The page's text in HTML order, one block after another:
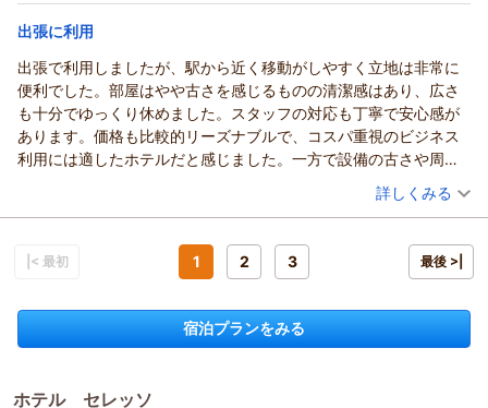
るホテルを目指してまいります。
また東京にお越しの際は、ぜひホテルセレッソをご利用くださ
いませ。スタッフ一同、心よりお待ち申し上げております。
（返信日：2026/04/22）
ホテル セレッソからの返信
この度はホテルセレッソをご利用いただき、また初めてのご宿
泊のご感想をお寄せいただき誠にありがとうございます。
カードキーや館内の雰囲気につきまして、ご不便なくご利用い
ただけたご様子に安心いたしました。また、立地や周辺の利便
性についてもご評価いただき、嬉しく拝見しております。
一方で、お風呂のお湯が出にくかったとのこと、ご不便をおか
けし誠に申し訳ございません。設備面の点検・改善を行い、快
適にご利用いただけるよう努めてまいります。
今後もより快適にお過ごしいただける環境づくりに取り組んで
まいりますので、また機会がございましたらぜひご利用いただ
ります。
出張に利用
出張で利用しましたが、駅から近く移動がしやすく立地は非常に
便利でした。部屋はやや古さを感じるものの清潔感はあり、広さ
も十分でゆっくり休めました。スタッフの対応も丁寧で安心感が
あります。価格も比較的リーズナブルで、コスパ重視のビジネス
利用には適したホテルだと感じました。一方で設備の古さや周辺
環境の雰囲気はやや気になる点もありましたが、総合的には満足
（投稿日：2026/03/23）
宿泊時期： 2026年03月宿泊 (出張)
宿泊プラン：
【お得なバリュープラン】素泊まり 食事なし
11,001～12,000円(大人一人あたり/税込)
ホテル セレッソからの返信
出張でのご利用とのこと、立地の利便性やお部屋の広さ、清潔
詳しくみる
|< 最初 1 2 3 最後 >|
宿泊プランをみる
ホテル セレッソ